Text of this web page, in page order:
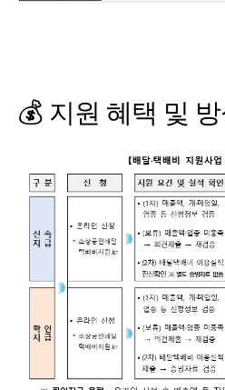
💰 지원 혜택 및